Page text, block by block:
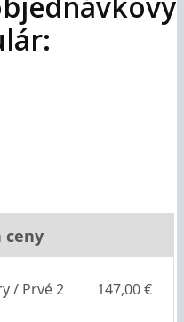
ceny
/ Prvé 2
147,00 €